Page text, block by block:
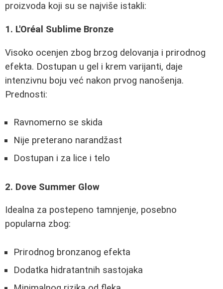
proizvoda koji su se najviše istakli:
1. L'Oréal Sublime Bronze
Visoko ocenjen zbog brzog delovanja i prirodnog
efekta. Dostupan u gel i krem varijanti, daje
intenzivnu boju već nakon prvog nanošenja.
Prednosti:
Ravnomerno se skida
Nije preterano narandžast
Dostupan i za lice i telo
2. Dove Summer Glow
Idealna za postepeno tamnjenje, posebno
popularna zbog:
Prirodnog bronzanog efekta
Dodatka hidratantnih sastojaka